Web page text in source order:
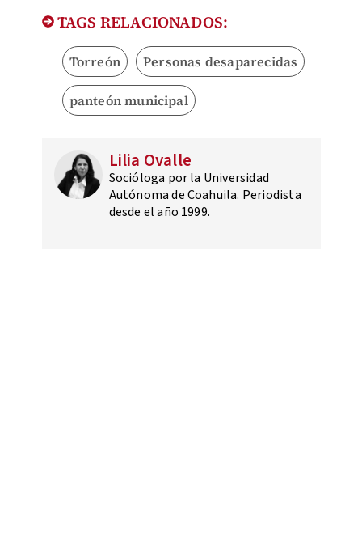
TAGS RELACIONADOS:
Torreón Personas desaparecidas
panteón municipal
Lilia Ovalle
Socióloga por la Universidad
Autónoma de Coahuila. Periodista
desde el año 1999.